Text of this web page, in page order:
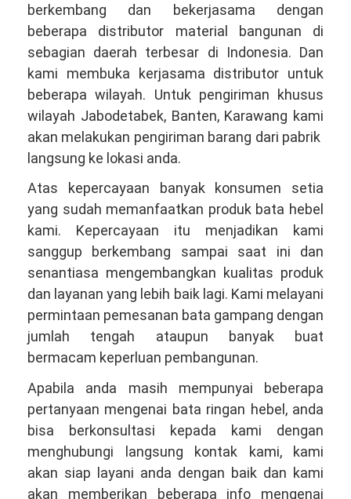
berkembang dan bekerjasama dengan
beberapa distributor material bangunan di
sebagian daerah terbesar di Indonesia. Dan
kami membuka kerjasama distributor untuk
beberapa wilayah. Untuk pengiriman khusus
wilayah Jabodetabek, Banten, Karawang kami
akan melakukan pengiriman barang dari pabrik
langsung ke lokasi anda.
Atas kepercayaan banyak konsumen setia
yang sudah memanfaatkan produk bata hebel
kami. Kepercayaan itu menjadikan kami
sanggup berkembang sampai saat ini dan
senantiasa mengembangkan kualitas produk
dan layanan yang lebih baik lagi. Kami melayani
permintaan pemesanan bata gampang dengan
jumlah tengah ataupun banyak buat
bermacam keperluan pembangunan.
Apabila anda masih mempunyai beberapa
pertanyaan mengenai bata ringan hebel, anda
bisa berkonsultasi kepada kami dengan
menghubungi langsung kontak kami, kami
akan siap layani anda dengan baik dan kami
akan memberikan beberapa info mengenai